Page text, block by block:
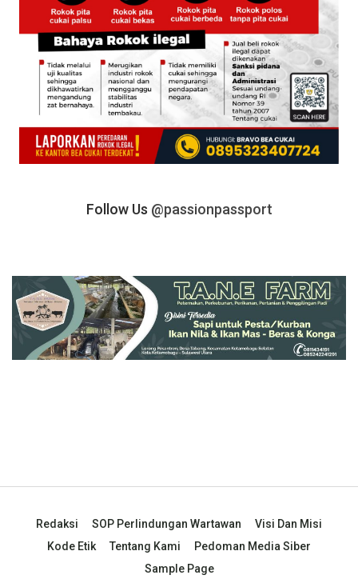
Follow Us @passionpassport
Redaksi SOP Perlindungan Wartawan
Visi Dan Misi
Kode Etik
Tentang Kami
Pedoman Media Siber
Sample Page